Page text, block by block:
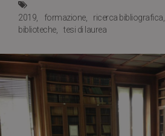
2019 formazione ricerca bibliografica
biblioteche
tesi di laurea